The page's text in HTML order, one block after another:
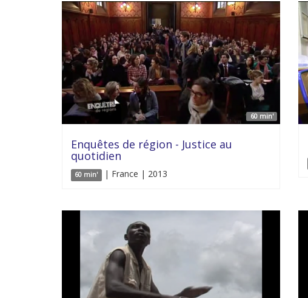
60 min'
Enquêtes de région - Justice au
quotidien
60 min' | France | 2013